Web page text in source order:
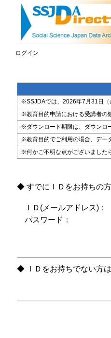
ログイン
※SSJDAでは、2026年7月31日（
※教育目的申請における受講者の
※ダウンロード期限は、ダウンロ
※教育目的でご利用の場合、デー
※何かご不明な点がございました
◆ すでにＩＤをお持ちの
ＩＤ(メールアドレス)：
パスワード：
◆ ＩＤをお持ちでない方